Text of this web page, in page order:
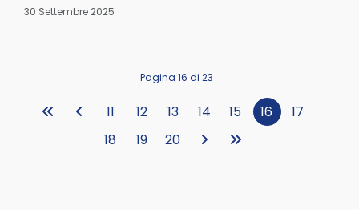
Dettagli
30 Settembre 2025
Pagina 16 di 23
11 12 13 14 15 16
17
18
19 20